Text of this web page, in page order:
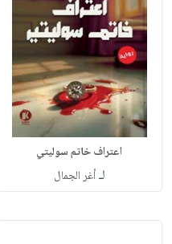
اعتراف خاتم سوليتي
لـأغر الجمال